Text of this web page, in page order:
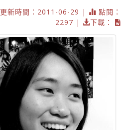
更新時間：2011-06-29 |
點閱：
2297 |
下載：